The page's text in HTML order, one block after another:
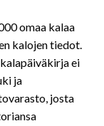
omaa kalaa
kalojen tiedot.
ei
ja
josta